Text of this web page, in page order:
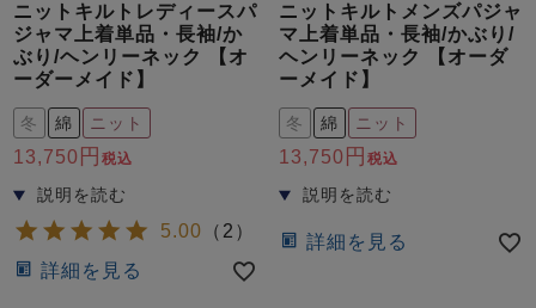
ニットキルトレディースパ
ジャマ上着単品・長袖/か
ぶり/ヘンリーネック 【オ
ーダーメイド】
冬 綿 ニット
13,750 税込
5.00 （ 2 ）
詳細を見る
ニットキルトメンズパジャ
マ上着単品・長袖/かぶり/
ヘンリーネック 【オーダ
ーメイド】
冬 綿 ニット
13,750 税込
詳細を見る